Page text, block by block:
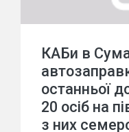
КАБи в
останньої
20 осіб на
з них